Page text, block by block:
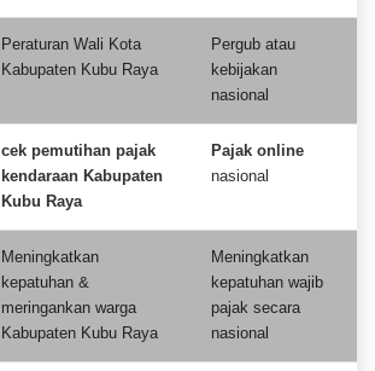
Peraturan Wali Kota
Kabupaten Kubu Raya
Pergub atau
kebijakan
nasional
cek pemutihan pajak
kendaraan Kabupaten
Kubu Raya
Pajak online
nasional
Meningkatkan
kepatuhan &
meringankan warga
Kabupaten Kubu Raya
Meningkatkan
kepatuhan wajib
pajak secara
nasional